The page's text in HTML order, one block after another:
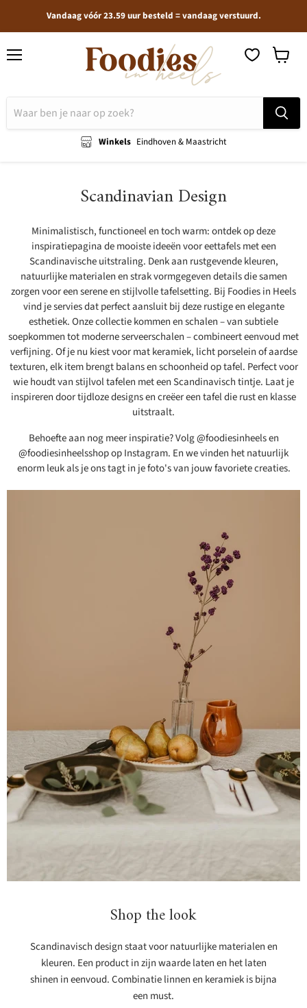
Vandaag vóór 23.59 uur besteld = vandaag verstuurd.
Winkels Eindhoven & Maastricht
Scandinavian Design
Minimalistisch, functioneel en toch warm: ontdek op deze
inspiratiepagina de mooiste ideeën voor eettafels met een
Scandinavische uitstraling. Denk aan rustgevende kleuren,
natuurlijke materialen en strak vormgegeven details die samen
zorgen voor een serene en stijlvolle tafelsetting. Bij Foodies in Heels
vind je servies dat perfect aansluit bij deze rustige en elegante
esthetiek. Onze collectie kommen en schalen – van subtiele
soepkommen tot moderne serveerschalen – combineert eenvoud met
verfijning. Of je nu kiest voor mat keramiek, licht porselein of aardse
texturen, elk item brengt balans en schoonheid op tafel. Perfect voor
wie houdt van stijlvol tafelen met een Scandinavisch tintje. Laat je
inspireren door tijdloze designs en creëer een tafel die rust en klasse
uitstraalt.
Behoefte aan nog meer inspiratie? Volg @foodiesinheels en
@foodiesinheelsshop op Instagram. En we vinden het natuurlijk
enorm leuk als je ons tagt in je foto's van jouw favoriete creaties.
Shop the look
Scandinavisch design staat voor natuurlijke materialen en
kleuren. Een product in zijn waarde laten en het laten
shinen in eenvoud. Combinatie linnen en keramiek is bijna
een must.